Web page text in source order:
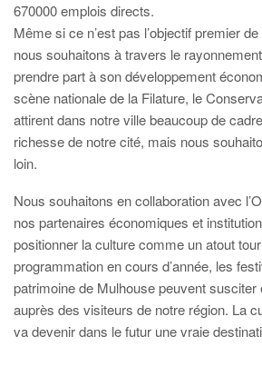
670000 emplois directs.
Même si ce n’est pas l’objectif premier
nous souhaitons à travers le
prendre part à son développement
scène nationale de la Filature, le
attirent dans notre ville beaucoup de
richesse de notre cité, mais nous
loin.
Nous souhaitons en collaboration avec
nos partenaires économiques et
positionner la culture comme un atout
programmation en cours d’année, les
patrimoine de Mulhouse peuvent susciter
auprès des visiteurs de notre région. La
va devenir dans le futur une vraie